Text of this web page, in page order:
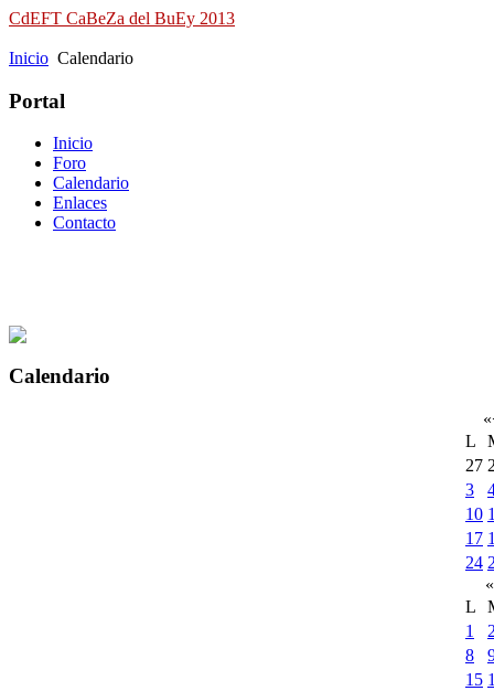
CdEFT CaBeZa del BuEy 2013
Inicio Calendario
Portal
Inicio
Foro
Calendario
Enlaces
Contacto
Calendario
«
L
27
3
10
17
24
«
L
1
8
15